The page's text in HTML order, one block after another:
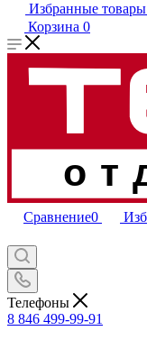
Избранные товары
Корзина 0
Сравнение0
Телефоны
8 846 499-99-91